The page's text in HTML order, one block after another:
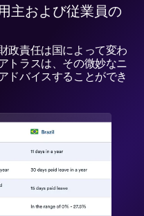
主および従業員の
政責任は国によって変わ
トラスは、その微妙なニ
ドバイスすることができ